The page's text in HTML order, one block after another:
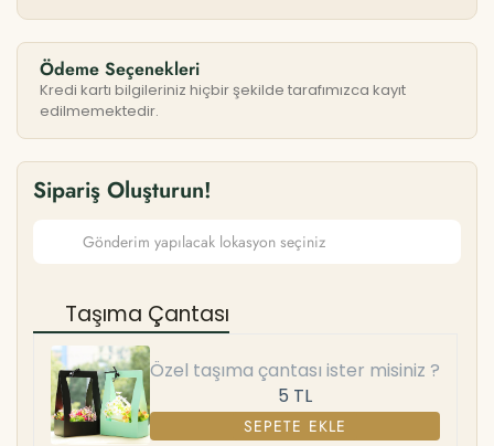
Sipariş Oluşturun!
Taşıma Çantası
Özel taşıma çantası ister misiniz ?
5 TL
SEPETE EKLE
Ödeme Seçenekleri
Kredi kartı bilgileriniz hiçbir şekilde tarafımızca kayıt
edilmemektedir.